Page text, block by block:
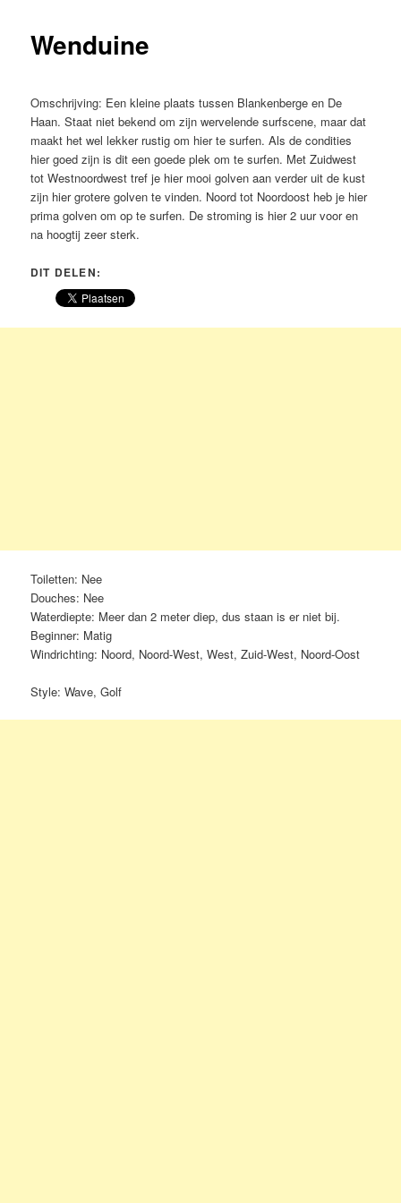
Wenduine
Omschrijving: Een kleine plaats tussen Blankenberge en De
Haan. Staat niet bekend om zijn wervelende surfscene, maar dat
maakt het wel lekker rustig om hier te surfen. Als de condities
hier goed zijn is dit een goede plek om te surfen. Met Zuidwest
tot Westnoordwest tref je hier mooi golven aan verder uit de kust
zijn hier grotere golven te vinden. Noord tot Noordoost heb je hier
prima golven om op te surfen. De stroming is hier 2 uur voor en
na hoogtij zeer sterk.
DIT DELEN:
Toiletten: Nee
Douches: Nee
Waterdiepte: Meer dan 2 meter diep, dus staan is er niet bij.
Beginner: Matig
Windrichting: Noord, Noord-West, West, Zuid-West, Noord-Oost
Style: Wave, Golf